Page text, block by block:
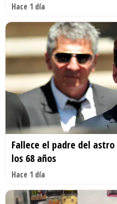
Hace 1 día
Fallece el padre del
los 68 años
Hace 1 día